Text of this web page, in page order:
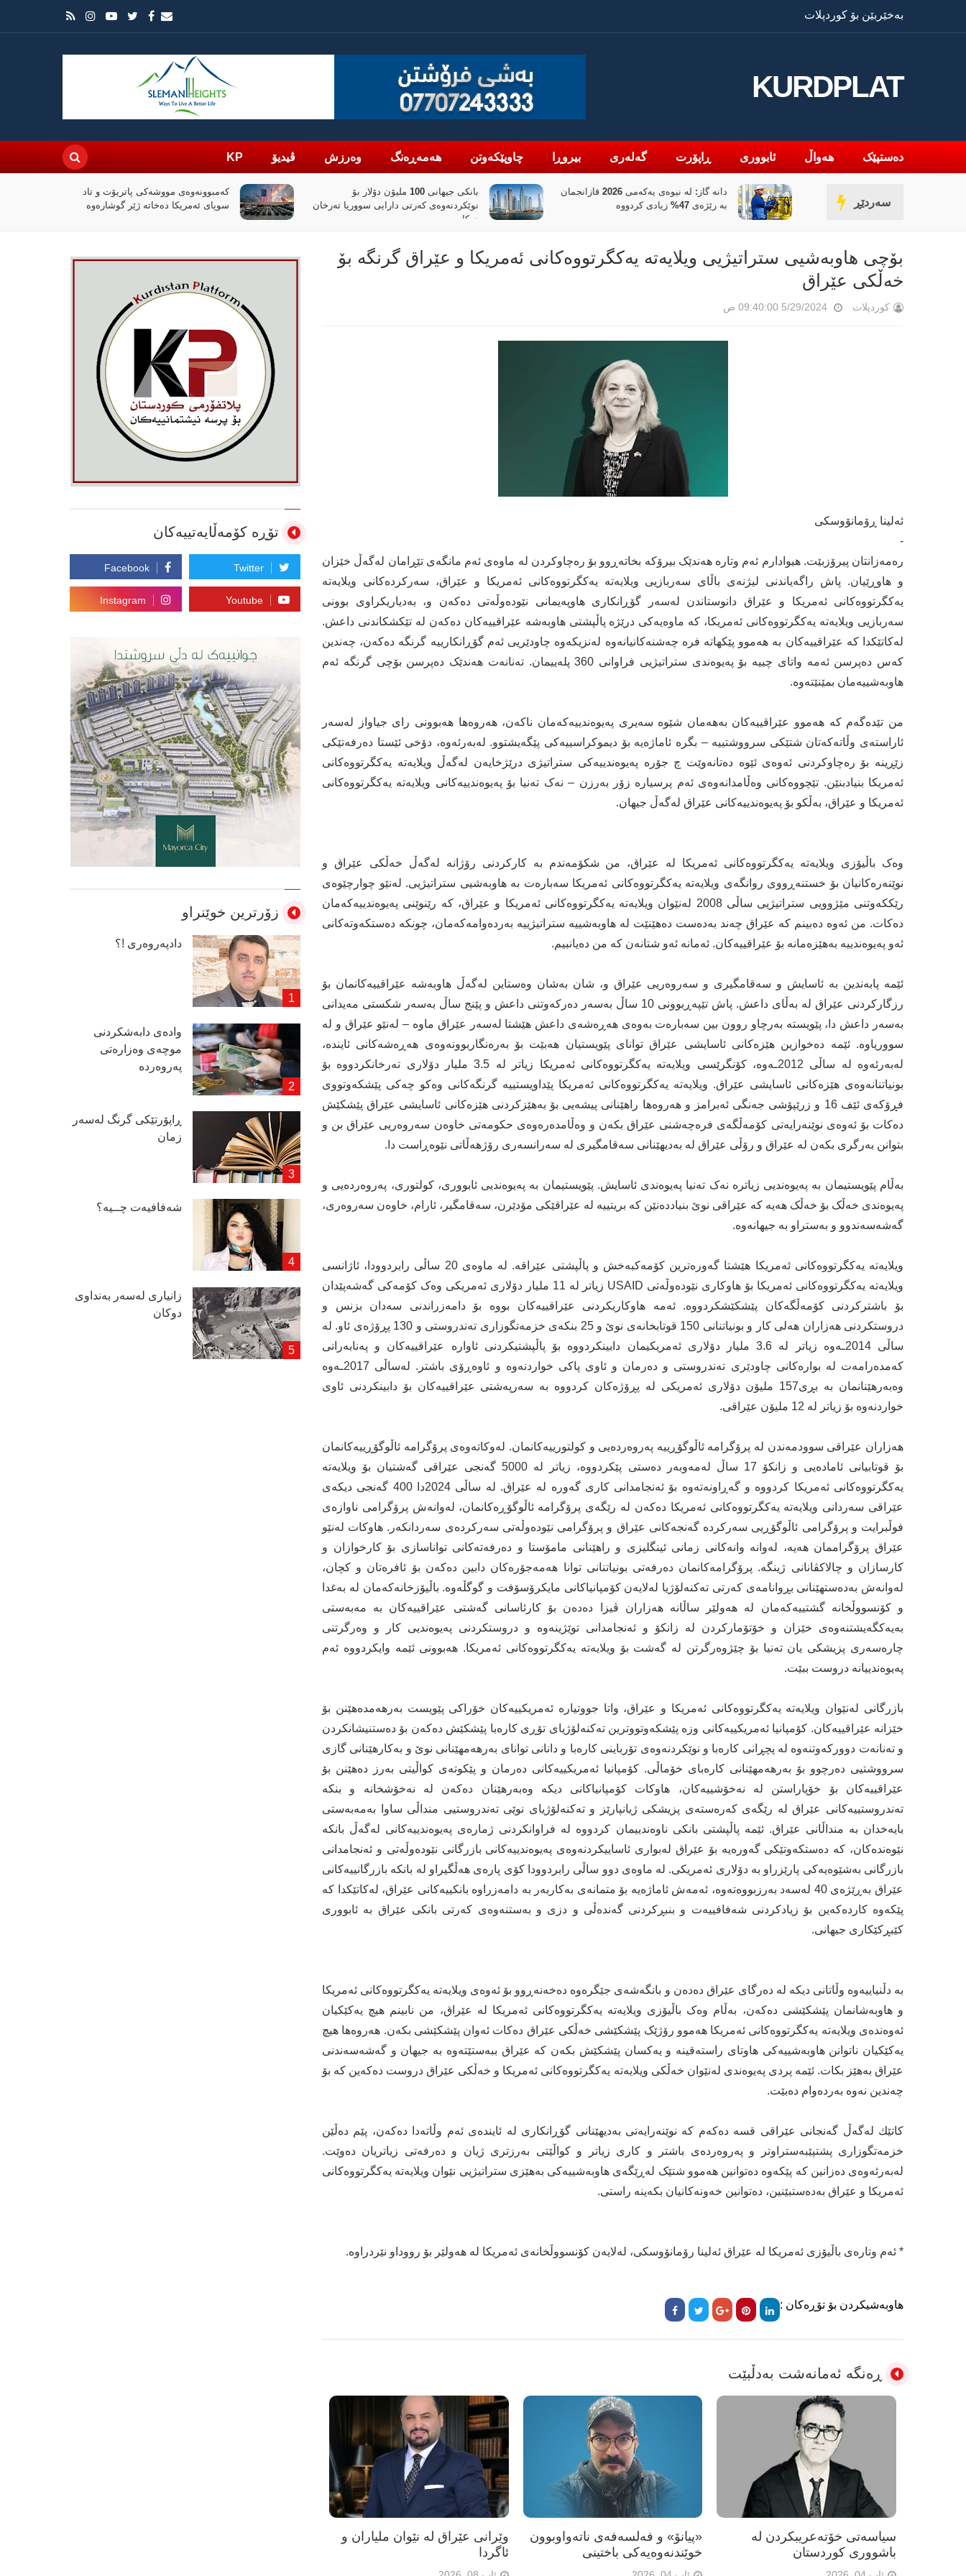
بەخێربێن بۆ کوردپلات
KURDPLAT
دەستپێک هەواڵ ئابووری ڕاپۆرت گەلەری بیروڕا چاوپێکەوتن هەمەڕەنگ وەرزش ڤیدیۆ KP
سەردێڕ
دانە گاز: لە نیوەی یەکەمی 2026 قازانجمان
بە رێژەی 47% زیادی کردووە
بانکی جیهانی 100 ملیۆن دۆلار بۆ
نوێکردنەوەی کەرتی دارایی سووریا تەرخان
دەکات
کەمبوونەوەی مووشەکی پاتریۆت و تاد
سوپای ئەمریکا دەخاتە ژێر گوشارەوە
بۆچی هاوبەشیی ستراتیژیی ویلایەتە یەکگرتووەکانی ئەمریکا و عێراق گرنگە بۆ
خەڵکی عێراق
کوردپلات 5/29/2024 09:40:00 ص
ئەلینا ڕۆمانۆوسکی
-
رەمەزانتان پیرۆزبێت. هیوادارم ئەم وتارە هەندێک بیرۆکە بخاتەڕوو بۆ رەچاوکردن لە ماوەی ئەم مانگەی تێڕامان لەگەڵ خێزان
و هاوڕێیان. پاش راگەیاندنی لیژنەی باڵای سەربازیی ویلایەتە یەکگرتووەکانی ئەمریکا و عێراق، سەرکردەکانی ویلایەتە
یەکگرتووەکانی ئەمریکا و عێراق دانوستاندن لەسەر گۆڕانکاری هاوپەیمانی نێودەوڵەتی دەکەن و، بەدیاریکراوی بوونی
سەربازیی ویلایەتە یەکگرتووەکانی ئەمریکا، کە ماوەیەکی درێژە پاڵپشتی هاوبەشە عێراقییەکان دەکەن لە تێکشکاندنی داعش.
لەکاتێکدا کە عێراقییەکان بە هەموو پێکهاتە فرە چەشنەکانیانەوە لەنزیکەوە چاودێریی ئەم گۆڕانکارییە گرنگە دەکەن، چەندین
کەس دەپرسن ئەمە واتای چییە بۆ پەیوەندی ستراتیژیی فراوانی 360 پلەییمان. تەنانەت هەندێک دەپرسن بۆچی گرنگە ئەم
هاوبەشییەمان بمێنێتەوە.
من تێدەگەم کە هەموو عێراقییەکان بەهەمان شێوە سەیری پەیوەندییەکەمان ناکەن، هەروەها هەبوونی رای جیاواز لەسەر
ئاراستەی وڵاتەکەتان شتێکی سرووشتییە – بگرە ئاماژەیە بۆ دیموکراسییەکی پێگەیشتوو. لەبەرئەوە، دۆخی ئێستا دەرفەتێکی
زێڕینە بۆ رەچاوکردنی ئەوەی ئێوە دەتانەوێت چ جۆرە پەیوەندییەکی ستراتیژی درێژخایەن لەگەڵ ویلایەتە یەکگرتووەکانی
ئەمریکا بنیادبنێن. تێچووەکانی وەڵامدانەوەی ئەم پرسیارە زۆر بەرزن – نەک تەنیا بۆ پەیوەندییەکانی ویلایەتە یەکگرتووەکانی
ئەمریکا و عێراق، بەڵکو بۆ پەیوەندییەکانی عێراق لەگەڵ جیهان.
وەک باڵیۆزی ویلایەتە یەکگرتووەکانی ئەمریکا لە عێراق، من شکۆمەندم بە کارکردنی رۆژانە لەگەڵ خەڵکی عێراق و
نوێنەرەکانیان بۆ خستنەڕووی روانگەی ویلایەتە یەکگرتووەکانی ئەمریکا سەبارەت بە هاوبەشیی ستراتیژیی. لەنێو چوارچێوەی
رێککەوتنی مێژوویی ستراتیژیی ساڵی 2008 لەنێوان ویلایەتە یەکگرتووەکانی ئەمریکا و عێراق، کە رێنوێنی پەیوەندییەکەمان
دەکات. من ئەوە دەبینم کە عێراق چەند بەدەست دەهێنێت لە هاوبەشییە ستراتیژییە بەردەوامەکەمان، چونکە دەستکەوتەکانی
ئەو پەیوەندییە بەهێزەمانە بۆ عێراقییەکان. ئەمانە ئەو شتانەن کە من دەیانبیم.
ئێمە پابەندین بە ئاسایش و سەقامگیری و سەروەریی عێراق و، شان بەشان وەستاین لەگەڵ هاوبەشە عێراقییەکانمان بۆ
رزگارکردنی عێراق لە بەڵای داعش. پاش تێپەڕبوونی 10 ساڵ بەسەر دەرکەوتنی داعش و پێنج ساڵ بەسەر شکستی مەیدانی
بەسەر داعش دا، پێویستە بەرچاو روون بین سەبارەت بەوەی هەڕەشەی داعش هێشتا لەسەر عێراق ماوە – لەنێو عێراق و لە
سووریاوە. ئێمە دەخوازین هێزەکانی ئاسایشی عێراق توانای پێویستیان هەبێت بۆ بەرەنگاربوونەوەی هەڕەشەکانی ئایندە،
لەبەرئەوە لە ساڵی 2012ـەوە، کۆنگرێسی ویلایەتە یەکگرتووەکانی ئەمریکا زیاتر لە 3.5 ملیار دۆلاری تەرخانکردووە بۆ
بونیاتنانەوەی هێزەکانی ئاسایشی عێراق. ویلایەتە یەکگرتووەکانی ئەمریکا پێداویستییە گرنگەکانی وەکو چەکی پێشکەوتووی
فڕۆکەی ئێف 16 و زرێپۆشی جەنگی ئەبرامز و هەروەها راهێنانی پیشەیی بۆ بەهێزکردنی هێزەکانی ئاسایشی عێراق پێشکێش
دەکات بۆ ئەوەی نوێنەرایەتی کۆمەڵگەی فرەچەشنی عێراق بکەن و وەڵامدەرەوەی حکومەتی خاوەن سەروەریی عێراق بن و
بتوانن بەرگری بکەن لە عێراق و رۆڵی عێراق لە بەدیهێنانی سەقامگیری لە سەرانسەری رۆژهەڵاتی نێوەڕاست دا.
بەڵام پێویستیمان بە پەیوەندیی زیاترە نەک تەنیا پەیوەندی ئاسایش. پێویستیمان بە پەیوەندیی ئابووری، کولتوری، پەروەردەیی و
پەیوەندی خەڵک بۆ خەڵک هەیە کە عێراقی نوێ بنیاددەنێن کە بریتییە لە عێراقێکی مۆدێرن، سەقامگیر، ئارام، خاوەن سەروەری،
گەشەسەندوو و بەستراو بە جیهانەوە.
ویلایەتە یەکگرتووەکانی ئەمریکا هێشتا گەورەترین کۆمەکبەخش و پاڵپشتی عێراقە. لە ماوەی 20 ساڵی رابردوودا، ئاژانسی
ویلایەتە یەکگرتووەکانی ئەمریکا بۆ هاوکاری نێودەوڵەتی USAID زیاتر لە 11 ملیار دۆلاری ئەمریکی وەک کۆمەکی گەشەپێدان
بۆ باشترکردنی کۆمەڵگەکان پێشکێشکردووە. ئەمە هاوکاریکردنی عێراقییەکان بووە بۆ دامەزراندنی سەدان بزنس و
دروستکردنی هەزاران هەلی کار و بونیاتنانی 150 قوتابخانەی نوێ و 25 بنکەی خزمەتگوزاری تەندروستی و 130 پڕۆژەی ئاو. لە
ساڵی 2014ـەوە زیاتر لە 3.6 ملیار دۆلاری ئەمریکیمان دابینکردووە بۆ پاڵپشتیکردنی ئاوارە عێراقییەکان و پەنابەرانی
کەمدەرامەت لە بوارەکانی چاودێری تەندروستی و دەرمان و ئاوی پاکی خواردنەوە و ئاوەڕۆی باشتر. لەساڵی 2017ـەوە
وەبەرهێنانمان بە بڕی157 ملیۆن دۆلاری ئەمریکی لە پڕۆژەکان کردووە بە سەرپەشتی عێراقییەکان بۆ دابینکردنی ئاوی
خواردنەوە بۆ زیاتر لە 12 ملیۆن عێراقی.
هەزاران عێراقی سوودمەندن لە پرۆگرامە ئاڵوگۆڕییە پەروەردەیی و کولتورییەکانمان. لەوکاتەوەی پرۆگرامە ئاڵوگۆڕییەکانمان
بۆ قوتابیانی ئامادەیی و زانکۆ 17 ساڵ لەمەوبەر دەستی پێکردووە، زیاتر لە 5000 گەنجی عێراقی گەشتیان بۆ ویلایەتە
یەکگرتووەکانی ئەمریکا کردووە و گەڕاونەتەوە بۆ ئەنجامدانی کاری گەورە لە عێراق. لە ساڵی 2024دا 400 گەنجی دیکەی
عێراقی سەردانی ویلایەتە یەکگرتووەکانی ئەمریکا دەکەن لە رێگەی پرۆگرامە ئاڵوگۆڕەکانمان، لەوانەش پرۆگرامی ناوازەی
فوڵبرایت و پرۆگرامی ئاڵوگۆڕیی سەرکردە گەنجەکانی عێراق و پرۆگرامی نێودەوڵەتی سەرکردەی سەردانکەر. هاوکات لەنێو
عێراق پرۆگراممان هەیە، لەوانە وانەکانی زمانی ئینگلیزی و راهێنانی مامۆستا و دەرفەتەکانی تواناسازی بۆ کارخوازان و
کارسازان و چالاکڤانانی ژینگە. پرۆگرامەکانمان دەرفەتی بونیاتنانی توانا هەمەجۆرەکان دابین دەکەن بۆ ئافرەتان و کچان،
لەوانەش بەدەستهێنانی بڕوانامەی کەرتی تەکنەلۆژیا لەلایەن کۆمپانیاکانی مایکرۆسۆفت و گوگڵەوە. باڵیۆزخانەکەمان لە بەغدا
و کۆنسووڵخانە گشتییەکەمان لە هەولێر ساڵانە هەزاران ڤیزا دەدەن بۆ کارئاسانی گەشتی عێراقییەکان بە مەبەستی
بەیەکگەیشتنەوەی خێزان و خۆتۆمارکردن لە زانکۆ و ئەنجامدانی توێژینەوە و دروستکردنی پەیوەندیی کار و وەرگرتنی
چارەسەری پزیشکی یان تەنیا بۆ چێژوەرگرتن لە گەشت بۆ ویلایەتە یەکگرتووەکانی ئەمریکا. هەبوونی ئێمە وایکردووە ئەم
پەیوەندییانە دروست ببێت.
بازرگانی لەنێوان ویلایەتە یەکگرتووەکانی ئەمریکا و عێراق، واتا جووتیارە ئەمریکییەکان خۆراکی پێویست بەرهەمدەهێنن بۆ
خێزانە عێراقییەکان. کۆمپانیا ئەمریکییەکانی وزە پێشکەوتووترین تەکنەلۆژیای تۆڕی کارەبا پێشکێش دەکەن بۆ دەستنیشانکردن
و تەنانەت دوورکەوتنەوە لە پچڕانی کارەبا و نوێکردنەوەی تۆرباینی کارەبا و دانانی توانای بەرهەمهێنانی نوێ و بەکارهێنانی گازی
سرووشتیی دەرچوو بۆ بەرهەمهێنانی کارەبای خۆماڵی. کۆمپانیا ئەمریکییەکانی دەرمان و پێکوتەی کواڵیتی بەرز دەهێنن بۆ
عێراقییەکان بۆ خۆپاراستن لە نەخۆشییەکان، هاوکات کۆمپانیاکانی دیکە وەبەرهێنان دەکەن لە نەخۆشخانە و بنکە
تەندروستییەکانی عێراق لە رێگەی کەرەستەی پزیشکی ژیانپارێز و تەکنەلۆژیای نوێی تەندروستیی منداڵی ساوا بەمەبەستی
بایەخدان بە منداڵانی عێراق. ئێمە پاڵپشتی بانکی ناوەندییمان کردووە لە فراوانکردنی ژمارەی پەیوەندییەکانی لەگەڵ بانکە
نێوەندەکان، کە دەستکەوتێکی گەورەیە بۆ عێراق لەبواری ئاساییکردنەوەی پەیوەندییەکانی بازرگانی نێودەوڵەتی و ئەنجامدانی
بازرگانی بەشێوەیەکی پارێزراو بە دۆلاری ئەمریکی. لە ماوەی دوو ساڵی رابردوودا کۆی پارەی هەڵگیراو لە بانکە بازرگانییەکانی
عێراق بەڕێژەی 40 لەسەد بەرزبووەتەوە، ئەمەش ئاماژەیە بۆ متمانەی بەکاربەر بە دامەزراوە بانکییەکانی عێراق، لەکاتێکدا کە
پێکەوە کاردەکەین بۆ زیادکردنی شەفافییەت و بنبڕکردنی گەندەڵی و دزی و بەستنەوەی کەرتی بانکی عێراق بە ئابووری
کێبڕکێکاری جیهانی.
بە دڵنیاییەوە وڵاتانی دیکە لە دەرگای عێراق دەدەن و بانگەشەی جێگرەوە دەخەنەڕوو بۆ ئەوەی ویلایەتە یەکگرتووەکانی ئەمریکا
و هاوبەشانمان پێشکێشی دەکەن، بەڵام وەک باڵیۆزی ویلایەتە یەکگرتووەکانی ئەمریکا لە عێراق، من نابینم هیچ یەکێکیان
ئەوەندەی ویلایەتە یەکگرتووەکانی ئەمریکا هەموو رۆژێک پێشکێشی خەڵکی عێراق دەکات ئەوان پێشکێشی بکەن. هەروەها هیچ
یەکێکیان ناتوانن هاوبەشییەکی هاوتای راستەقینە و یەکسان پێشکێش بکەن کە عێراق ببەستێتەوە بە جیهان و گەشەسەندنی
عێراق بەهێز بکات. ئێمە پردی پەیوەندی لەنێوان خەڵکی ویلایەتە یەکگرتووەکانی ئەمریکا و خەڵکی عێراق دروست دەکەین کە بۆ
چەندین نەوە بەردەوام دەبێت.
کاتێك لەگەڵ گەنجانی عێراقی قسە دەکەم کە نوێنەرایەتی بەدیهێنانی گۆڕانکاری لە ئایندەی ئەم وڵاتەدا دەکەن، پێم دەڵێن
خزمەتگوزاری پشتپێبەستراوتر و پەروەردەی باشتر و کاری زیاتر و کواڵێتی بەرزتری ژیان و دەرفەتی زیاتریان دەوێت.
لەبەرئەوەی دەزانین کە پێکەوە دەتوانین هەموو شتێک لەڕێگەی هاوبەشییەکی بەهێزی ستراتیژیی نێوان ویلایەتە یەکگرتووەکانی
ئەمریکا و عێراق بەدەستبێنین، دەتوانین خەونەکانیان بکەینە راستی.
* ئەم وتارەی باڵیۆزی ئەمریکا لە عێراق ئەلینا رۆمانۆوسکی، لەلایەن کۆنسووڵخانەی ئەمریکا لە هەولێر بۆ رووداو نێردراوە.
هاوبەشیکردن بۆ تۆڕەکان :
ڕەنگە ئەمانەشت بەدڵبێت
وێرانی عێراق لە نێوان ملیاران و
ئاگردا
«پیانۆ» و فەلسەفەی ناتەواوبوون
خوێندنەوەیەکی باختینی
سیاسەتی خۆتەعریبکردن لە
باشووری کوردستان
تۆڕە کۆمەڵایەتییەکان
زۆرترین خوێنراو
دادپەروەری !؟
وادەی دابەشكردنی
موچەی وەزارەتی
پەروەردە
ڕاپۆرتێكی گرنگ لەسەر
زمان
شەفافیەت چــیە؟
زانیاری لەسەر بەنداوی
دوكان